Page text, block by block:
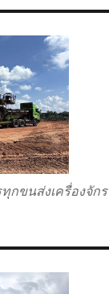
กขนส่งเครื่องจักร